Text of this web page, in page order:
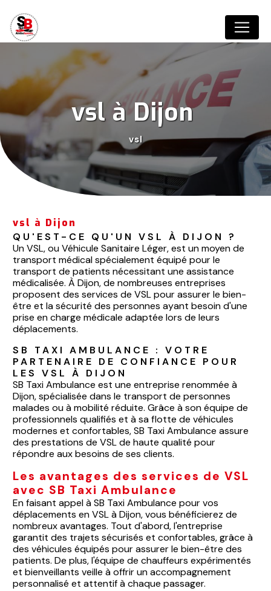
vsl à Dijon
vsl
vsl à Dijon
QU'EST-CE QU'UN VSL À DIJON ?
Un VSL, ou Véhicule Sanitaire Léger, est un moyen de
transport médical spécialement équipé pour le
transport de patients nécessitant une assistance
médicalisée. À Dijon, de nombreuses entreprises
proposent des services de VSL pour assurer le bien-
être et la sécurité des personnes ayant besoin d'une
prise en charge médicale adaptée lors de leurs
déplacements.
SB TAXI AMBULANCE : VOTRE
PARTENAIRE DE CONFIANCE POUR
LES VSL À DIJON
SB Taxi Ambulance est une entreprise renommée à
Dijon, spécialisée dans le transport de personnes
malades ou à mobilité réduite. Grâce à son équipe de
professionnels qualifiés et à sa flotte de véhicules
modernes et confortables, SB Taxi Ambulance assure
des prestations de VSL de haute qualité pour
répondre aux besoins de ses clients.
Les avantages des services de VSL
avec SB Taxi Ambulance
En faisant appel à SB Taxi Ambulance pour vos
déplacements en VSL à Dijon, vous bénéficierez de
nombreux avantages. Tout d'abord, l'entreprise
garantit des trajets sécurisés et confortables, grâce à
des véhicules équipés pour assurer le bien-être des
patients. De plus, l'équipe de chauffeurs expérimentés
et bienveillants veille à offrir un accompagnement
personnalisé et attentif à chaque passager.